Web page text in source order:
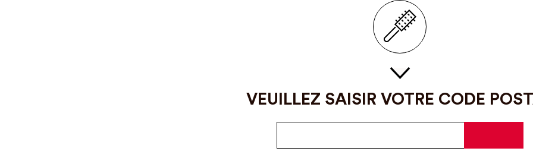
VEUILLEZ SAISIR VOTRE CODE